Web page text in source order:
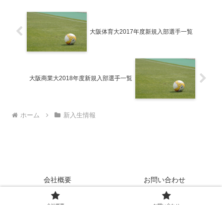
大阪体育大2017年度新規入部選手一覧
大阪商業大2018年度新規入部選手一覧
ホーム 新入生情報
会社概要 お問い合わせ
Copyright © 2024 College Soccer Central All Rights Reserved.